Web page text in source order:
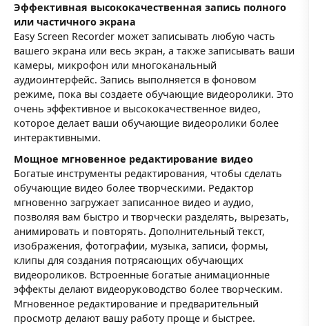
Эффективная высококачественная запись полного
или частичного экрана
Easy Screen Recorder может записывать любую часть
вашего экрана или весь экран, а также записывать ваши
камеры, микрофон или многоканальный
аудиоинтерфейс. Запись выполняется в фоновом
режиме, пока вы создаете обучающие видеоролики. Это
очень эффективное и высококачественное видео,
которое делает ваши обучающие видеоролики более
интерактивными.
Мощное мгновенное редактирование видео
Богатые инструменты редактирования, чтобы сделать
обучающие видео более творческими. Редактор
мгновенно загружает записанное видео и аудио,
позволяя вам быстро и творчески разделять, вырезать,
анимировать и повторять. Дополнительный текст,
изображения, фотографии, музыка, записи, формы,
клипы для создания потрясающих обучающих
видеороликов. Встроенные богатые анимационные
эффекты делают видеоруководство более творческим.
Мгновенное редактирование и предварительный
просмотр делают вашу работу проще и быстрее.